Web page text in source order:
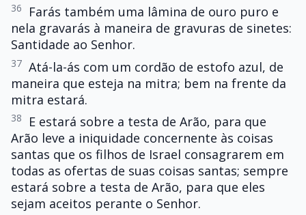
36
Farás também uma lâmina de ouro puro e
nela gravarás à maneira de gravuras de sinetes:
Santidade ao Senhor.
37 Atá-la-ás com um cordão de estofo azul, de
maneira que esteja na mitra; bem na frente da
mitra estará.
38
E estará sobre a testa de Arão, para que
Arão leve a iniquidade concernente às coisas
santas que os filhos de Israel consagrarem em
todas as ofertas de suas coisas santas; sempre
estará sobre a testa de Arão, para que eles
sejam aceitos perante o Senhor.